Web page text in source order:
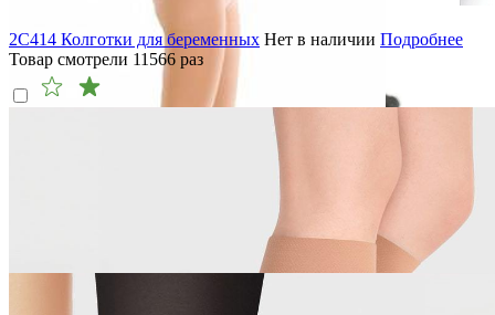
2C414 Колготки для беременных Нет в наличии Подробнее
Товар смотрели 11566 раз